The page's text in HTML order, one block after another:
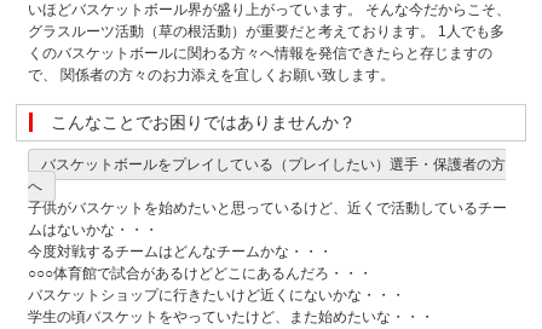
いほどバスケットボール界が盛り上がっています。 そんな今だからこそ、
グラスルーツ活動（草の根活動）が重要だと考えております。 1人でも多
くのバスケットボールに関わる方々へ情報を発信できたらと存じますの
で、 関係者の方々のお力添えを宜しくお願い致します。
こんなことでお困りではありませんか？
バスケットボールをプレイしている（プレイしたい）選手・保護者の方
へ
子供がバスケットを始めたいと思っているけど、近くで活動しているチー
ムはないかな・・・
今度対戦するチームはどんなチームかな・・・
○○○体育館で試合があるけどどこにあるんだろ・・・
バスケットショップに行きたいけど近くにないかな・・・
学生の頃バスケットをやっていたけど、また始めたいな・・・